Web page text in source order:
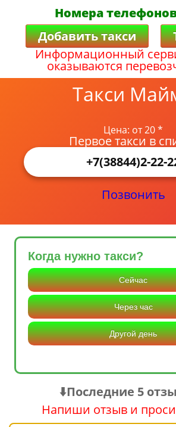
Номера
Добавить такси
Информационный
оказываются
Такси
Цена: от 20 *
Первое такси в
+7(38844)2-22-
Позвонить
Когда нужно такси?
Сейчас
Через час
Другой день
⬇️Последние 5
Напиши отзыв и